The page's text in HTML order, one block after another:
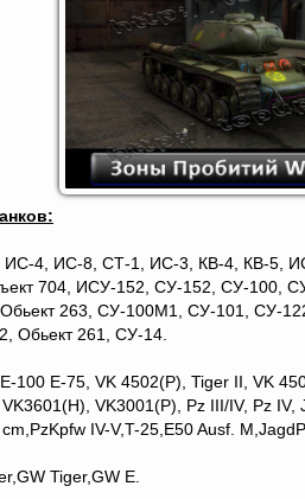
4, ИС-8, СТ-1, ИС-3, КВ-4, КВ-5,
704, ИСУ-152, СУ-152, СУ-100,
Обьект 263, СУ-100М1, СУ-101, СУ-
Обьект 261, СУ-14.
100 Е-75, VK 4502(P), Tiger II, VK
VK3001(Р), Pz III/IV, Pz
IV-V,T-25,E50 Ausf.
Tiger,GW E.